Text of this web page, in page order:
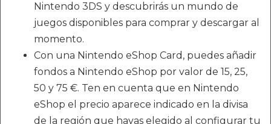
Nintendo 3DS y descubrirás un mundo de
juegos disponibles para comprar y descargar al
momento.
Con una Nintendo eShop Card, puedes añadir
fondos a Nintendo eShop por valor de 15, 25,
50 y 75 €. Ten en cuenta que en Nintendo
eShop el precio aparece indicado en la divisa
de la región que hayas elegido al configurar tu